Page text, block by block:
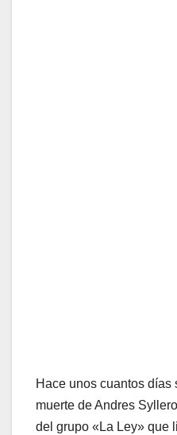
Hace unos cuantos días
muerte de Andres
del grupo «La Ley» que